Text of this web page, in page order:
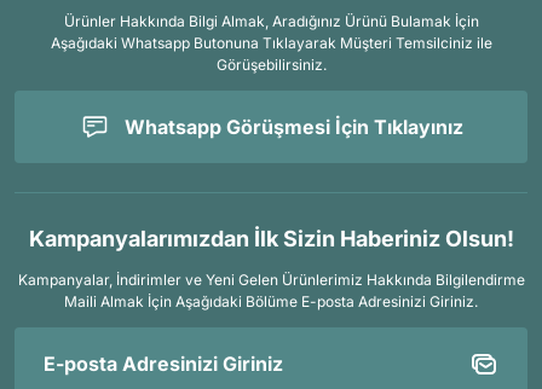
Ürünler Hakkında Bilgi Almak, Aradığınız Ürünü Bulamak İçin
Aşağıdaki Whatsapp Butonuna Tıklayarak Müşteri Temsilciniz ile
Görüşebilirsiniz.
Whatsapp Görüşmesi İçin Tıklayınız
Kampanyalarımızdan İlk Sizin Haberiniz Olsun!
Kampanyalar, İndirimler ve Yeni Gelen Ürünlerimiz Hakkında Bilgilendirme
Maili Almak İçin Aşağıdaki Bölüme E-posta Adresinizi Giriniz.